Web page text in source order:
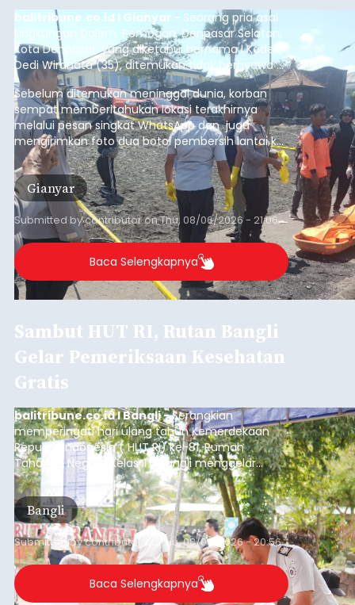
balitribune.co.id I Gianyar - Seorang pria asal
Lingkungan Dalem, Pemogan, Denpasar Selatan,
Kota Denpasar, yang diketahui bernama I Kadek
Dedi Wiranata (35), ditemukan tidak bernyawa di
pesisir Pantai Purnama, Sukawati.
Sebelum ditemukan meninggal dunia, korban
sempat memberitahukan lokasi terakhirnya
melalui pesan singkat WhatsApp dan juga
mengirimkan foto dua botol pembersih lantai ke
istrinya.
Gianyar
Submitted bycontributoronThu, 08/06/2026 - 21:06
Baca Selengkapnya
Sambut HUT RI, Rutan Bangli
Gelar Pemeriksaan Kesehatan
Gratis
balitribune.co.id I Bangli -Serangkian
memperingati hari ulang tahun Kemerdekaan
Republik Indonesia ( HUT RI) ke-81, Rumah
Tahanan Negara Kelas II B Bangli menggelar
kegiatan pemeriksaan kesehatan gratis, Rabu
(6/8/2026).
Bangli
Submitted bycontributor Thu, 08/06/2026 - 20:56
Baca Selengkapnya